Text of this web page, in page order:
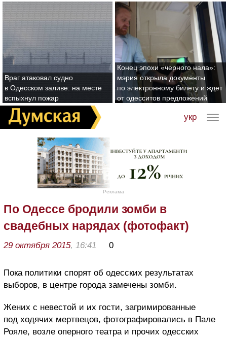
Враг атаковал судно
в Одесском заливе: на месте
вспыхнул пожар
Конец эпохи «черного нала»:
мэрия открыла документы
по электронному билету и ждет
от одесситов предложений
укр
Реклама
По Одессе бродили зомби в
свадебных нарядах (фотофакт)
29 октября 2015, 16:41 0
Пока политики спорят об одесских результатах
выборов, в центре города замечены зомби.
Жених с невестой и их гости, загримированные
под ходячих мертвецов, фотографировались в Пале
Рояле, возле оперного театра и прочих одесских